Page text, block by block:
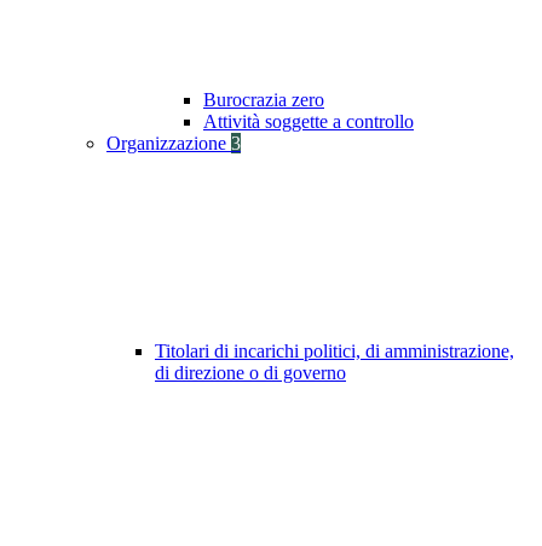
Burocrazia zero
Attività soggette a controllo
Organizzazione 3
Titolari di incarichi politici, di amministrazione,
di direzione o di governo